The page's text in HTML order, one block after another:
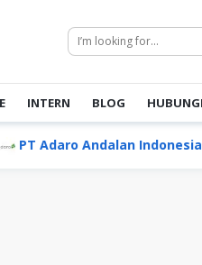
INTERN BLOG
Andalan Indonesia Tbk